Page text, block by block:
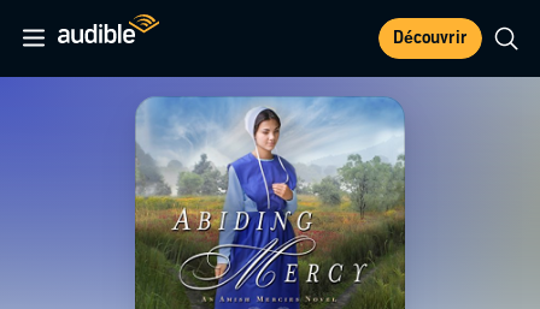
Découvrir